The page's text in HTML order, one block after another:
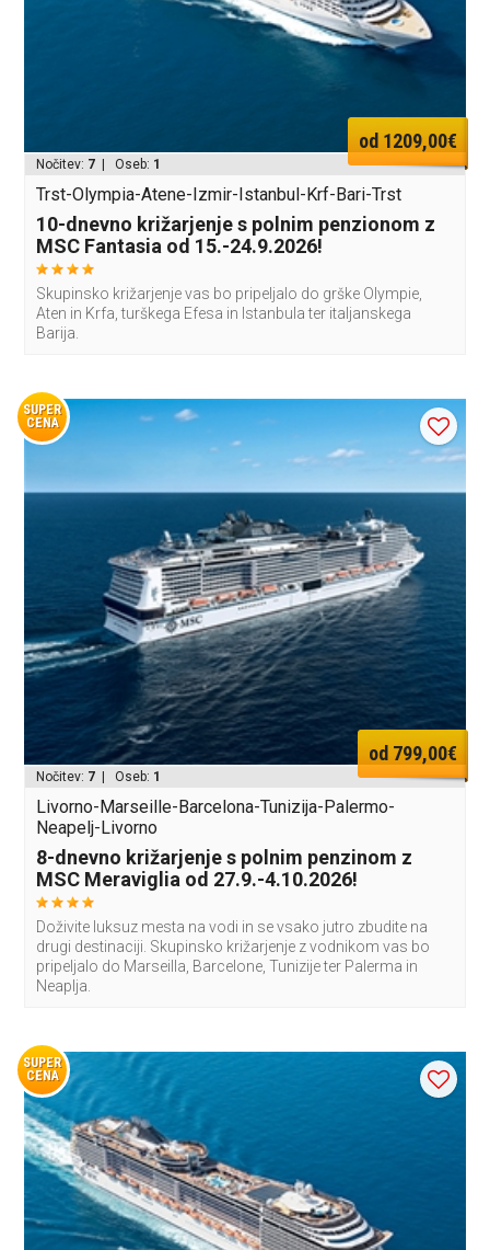
od 1209,00€
Nočitev: 7 | Oseb: 1
Trst-Olympia-Atene-Izmir-Istanbul-Krf-Bari-Trst
10-dnevno križarjenje s polnim penzionom z
MSC Fantasia od 15.-24.9.2026!
Skupinsko križarjenje vas bo pripeljalo do grške Olympie,
Aten in Krfa, turškega Efesa in Istanbula ter italjanskega
Barija.
SUPER
CENA
od 799,00€
Nočitev: 7 | Oseb: 1
Livorno-Marseille-Barcelona-Tunizija-Palermo-
Neapelj-Livorno
8-dnevno križarjenje s polnim penzinom z
MSC Meraviglia od 27.9.-4.10.2026!
Doživite luksuz mesta na vodi in se vsako jutro zbudite na
drugi destinaciji. Skupinsko križarjenje z vodnikom vas bo
pripeljalo do Marseilla, Barcelone, Tunizije ter Palerma in
Neaplja.
SUPER
CENA